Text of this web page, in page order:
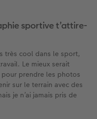
sportive t’attire-
très cool dans le sport,
Le mieux serait
prendre les photos
sur le terrain avec des
je n’ai jamais pris de